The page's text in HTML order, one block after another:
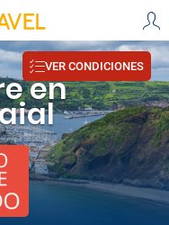
en
VER CONDICIONES